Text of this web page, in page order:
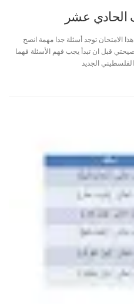
الحادي عشر
الامتحان توجد أسئلة جدا مهمة انصح
قبل ان تبدأ يجب فهم الأسئلة فهما
الجديد